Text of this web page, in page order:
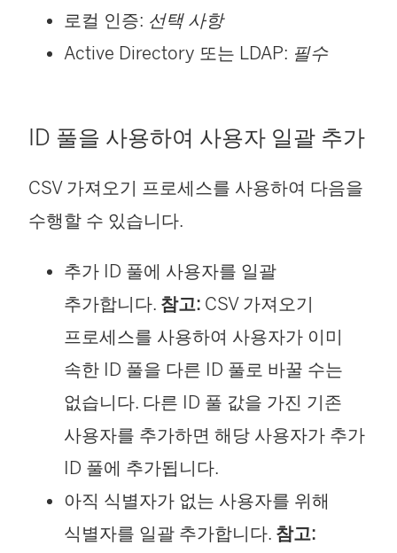
로컬 인증: 선택 사항
Active Directory 또는 LDAP: 필수
ID 풀을 사용하여 사용자 일괄 추가
CSV 가져오기 프로세스를 사용하여 다음을
수행할 수 있습니다.
추가 ID 풀에 사용자를 일괄
추가합니다. 참고: CSV 가져오기
프로세스를 사용하여 사용자가 이미
속한 ID 풀을 다른 ID 풀로 바꿀 수는
없습니다. 다른 ID 풀 값을 가진 기존
사용자를 추가하면 해당 사용자가 추가
ID 풀에 추가됩니다.
아직 식별자가 없는 사용자를 위해
식별자를 일괄 추가합니다. 참고: